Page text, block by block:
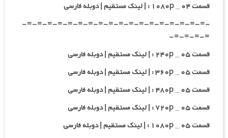
قسمت ۰۴ _ ۱۰۸۰p : | لینک مستقیم | دوبله فارسی
-=-=-=-=-=-=-=-=-=-=-=-=-=-=-=-=-=-=-
=-=-=-=-
قسمت ۰۵ _ ۲۴۰p : | لینک مستقیم | دوبله فارسی
قسمت ۰۵ _ ۳۶۰p : | لینک مستقیم | دوبله فارسی
قسمت ۰۵ _ ۴۸۰p : | لینک مستقیم | دوبله فارسی
قسمت ۰۵ _ ۷۲۰p : | لینک مستقیم | دوبله فارسی
قسمت ۰۵ _ ۱۰۸۰p : | لینک مستقیم | دوبله فارسی